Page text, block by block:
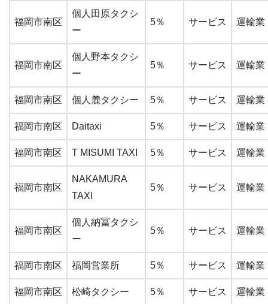
福岡市南区
個人田原タクシ
ー
5％ サービス 運輸業
福岡市南区
個人野本タクシ
ー
5％ サービス 運輸業
福岡市南区 個人麓タクシー 5％ サービス 運輸業
福岡市南区 Daitaxi 5％ サービス 運輸業
福岡市南区 T MISUMI TAXI 5％ サービス 運輸業
福岡市南区
NAKAMURA
TAXI
5％ サービス 運輸業
福岡市南区
個人納冨タクシ
ー
5％ サービス 運輸業
福岡市南区 福岡営業所 5％ サービス 運輸業
福岡市南区 松崎タクシー 5％ サービス 運輸業